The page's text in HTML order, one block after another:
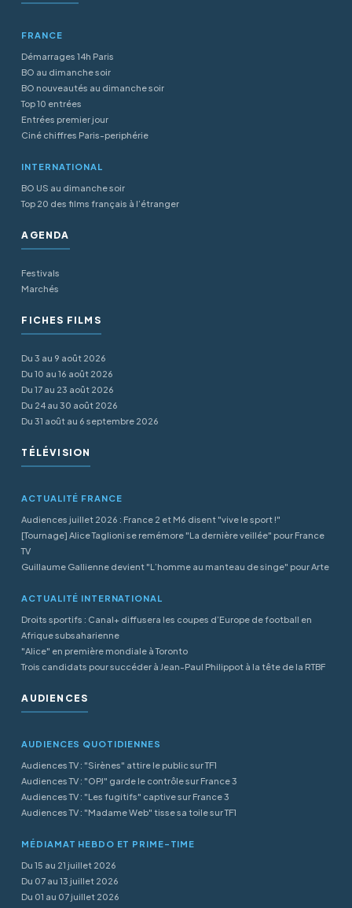
FRANCE
Démarrages 14h Paris
BO au dimanche soir
BO nouveautés au dimanche soir
Top 10 entrées
Entrées premier jour
Ciné chiffres Paris-periphérie
INTERNATIONAL
BO US au dimanche soir
Top 20 des films français à l’étranger
AGENDA
Festivals
Marchés
FICHES FILMS
Du 3 au 9 août 2026
Du 10 au 16 août 2026
Du 17 au 23 août 2026
Du 24 au 30 août 2026
Du 31 août au 6 septembre 2026
TÉLÉVISION
ACTUALITÉ FRANCE
Audiences juillet 2026 : France 2 et M6 disent "vive le sport !"
[Tournage] Alice Taglioni se remémore "La dernière veillée" pour France
TV
Guillaume Gallienne devient "L’homme au manteau de singe" pour Arte
ACTUALITÉ INTERNATIONAL
Droits sportifs : Canal+ diffusera les coupes d’Europe de football en
Afrique subsaharienne
"Alice" en première mondiale à Toronto
Trois candidats pour succéder à Jean-Paul Philippot à la tête de la RTBF
AUDIENCES
AUDIENCES QUOTIDIENNES
Audiences TV : "Sirènes" attire le public sur TF1
Audiences TV : "OPJ" garde le contrôle sur France 3
Audiences TV : "Les fugitifs" captive sur France 3
Audiences TV : "Madame Web" tisse sa toile sur TF1
MÉDIAMAT HEBDO ET PRIME-TIME
Du 15 au 21 juillet 2026
Du 07 au 13 juillet 2026
Du 01 au 07 juillet 2026